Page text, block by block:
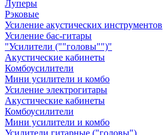
Луперы
Рэковые
Усиление акустических инструментов
Усиление бас-гитары
"Усилители (""головы"")"
Акустические кабинеты
Комбоусилители
Мини усилители и комбо
Усиление электрогитары
Акустические кабинеты
Комбоусилители
Мини усилители и комбо
Усилители гитарные ("головы")